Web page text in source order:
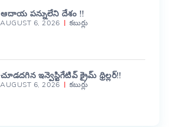
ఆదాయ పన్నులేని దేశం !!
AUGUST 6, 2026 కబుర్లు
చూడదగిన ఇన్వెస్టిగేటివ్ క్రైమ్ థ్రిల్లర్!!
AUGUST 6, 2026 కబుర్లు